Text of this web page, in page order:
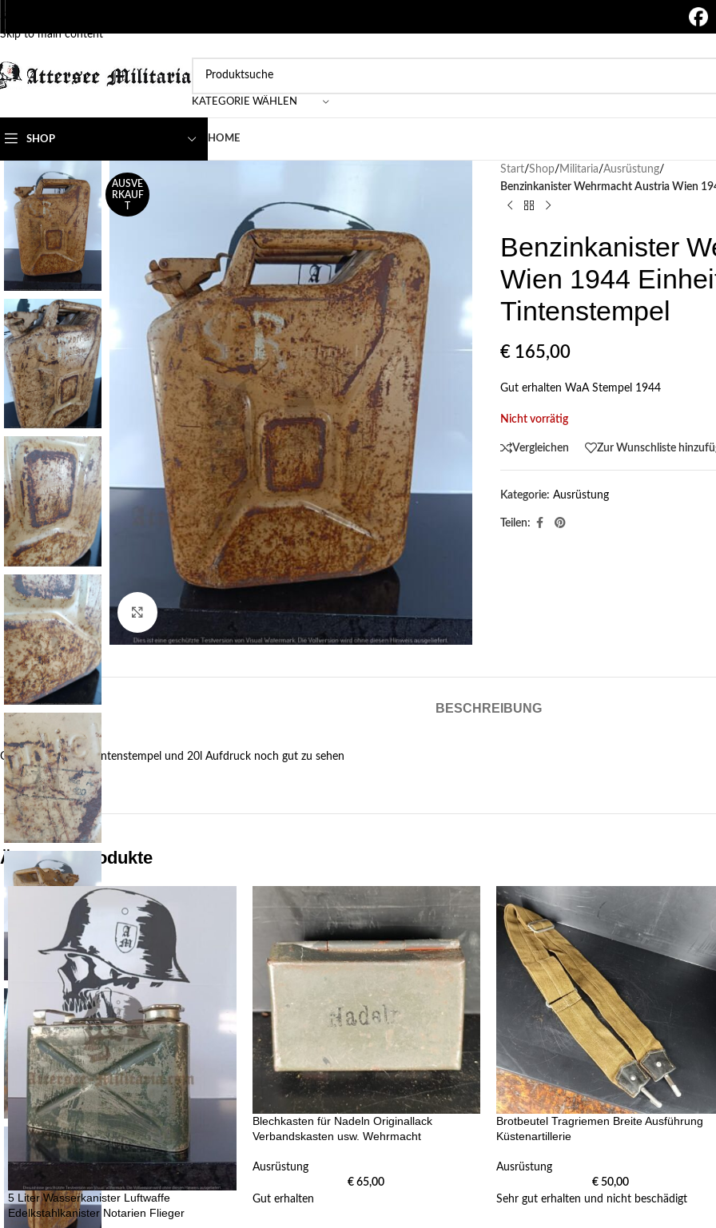
Skip to navigation
Skip to main content
KATEGORIE WÄHLEN
SHOP HOME
AUSVE
RKAUF
T
Klick zum Vergrößern
Start/Shop/ Militaria/Ausrüstung/
Benzinkanister Wehrmacht Austria Wien
Benzinkanister
Wien 1944
Tintenstempel
€165,00
Gut erhalten WaA Stempel 1944
Nicht vorrätig
Vergleichen Zur Wunschliste
Kategorie: Ausrüstung
Teilen:
BESCHREIBUNG
Gut erhalten WaA Tintenstempel und 20l Aufdruck noch gut zu sehen
Ähnliche Produkte
5 Liter Wasserkanister Luftwaffe
Edelkstahlkanister Notarien Flieger
Blechkasten für Nadeln Originallack
Verbandskasten usw. Wehrmacht
Ausrüstung
€ 65,00
Gut erhalten
Brotbeutel Tragriemen Breite Ausführung
Küstenartillerie
Ausrüstung
€50,00
Sehr gut erhalten und nicht beschädigt